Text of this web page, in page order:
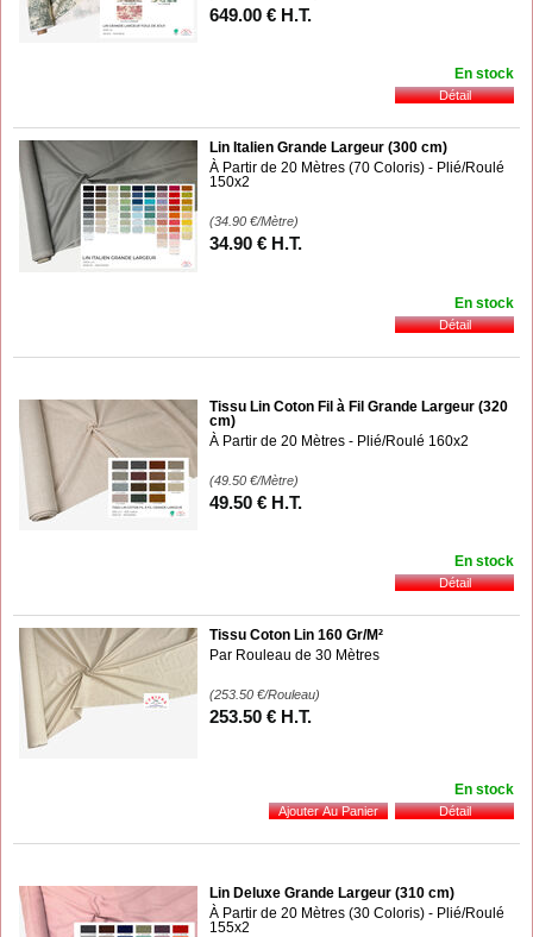
649.00 € H.T.
En stock
Lin Italien Grande Largeur (300 cm)
À Partir de 20 Mètres (70 Coloris) - Plié/Roulé
150x2
(34.90 €/Mètre)
34.90 € H.T.
En stock
Tissu Lin Coton Fil à Fil Grande Largeur (320
cm)
À Partir de 20 Mètres - Plié/Roulé 160x2
(49.50 €/Mètre)
49.50 € H.T.
En stock
Tissu Coton Lin 160 Gr/M²
Par Rouleau de 30 Mètres
(253.50 €/Rouleau)
253.50 € H.T.
En stock
Lin Deluxe Grande Largeur (310 cm)
À Partir de 20 Mètres (30 Coloris) - Plié/Roulé
155x2